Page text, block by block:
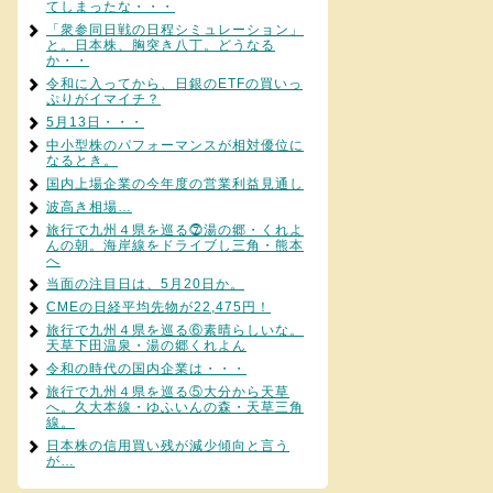
てしまったな・・・
「衆参同日戦の日程シミュレーション」
と。日本株、胸突き八丁。どうなる
か・・
令和に入ってから、日銀のETFの買いっ
ぷりがイマイチ？
5月13日・・・
中小型株のパフォーマンスが相対優位に
なるとき。
国内上場企業の今年度の営業利益見通し
波高き相場…
旅行で九州４県を巡る⓻湯の郷・くれよ
んの朝。海岸線をドライブし三角・熊本
へ
当面の注目日は、5月20日か。
CMEの日経平均先物が22,475円！
旅行で九州４県を巡る⑥素晴らしいな。
天草下田温泉・湯の郷くれよん
令和の時代の国内企業は・・・
旅行で九州４県を巡る⑤大分から天草
へ。久大本線・ゆふいんの森・天草三角
線。
日本株の信用買い残が減少傾向と言う
が…